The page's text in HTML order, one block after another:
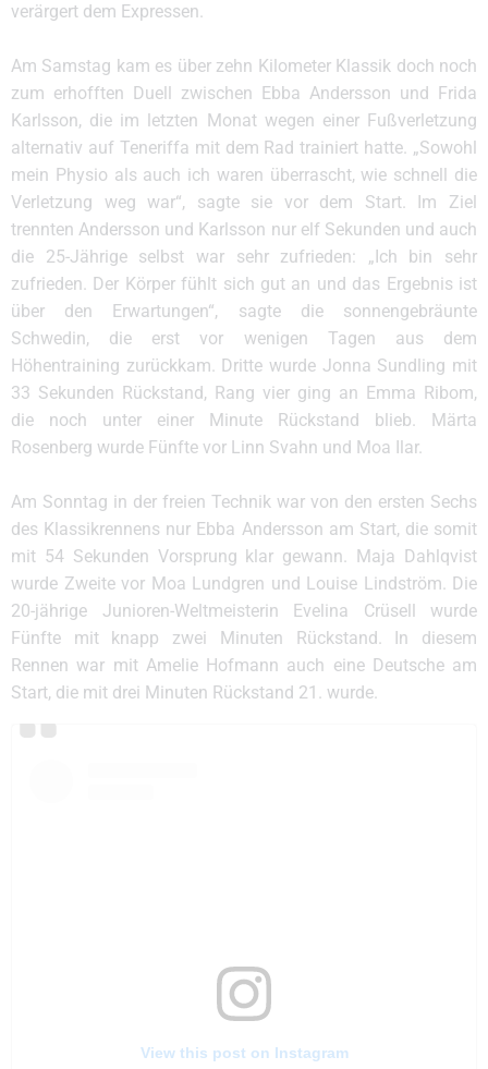
verärgert dem Expressen.
Am Samstag kam es über zehn Kilometer Klassik doch noch
zum erhofften Duell zwischen Ebba Andersson und Frida
Karlsson, die im letzten Monat wegen einer Fußverletzung
alternativ auf Teneriffa mit dem Rad trainiert hatte. „Sowohl
mein Physio als auch ich waren überrascht, wie schnell die
Verletzung weg war“, sagte sie vor dem Start. Im Ziel
trennten Andersson und Karlsson nur elf Sekunden und auch
die 25-Jährige selbst war sehr zufrieden: „Ich bin sehr
zufrieden. Der Körper fühlt sich gut an und das Ergebnis ist
über den Erwartungen“, sagte die sonnengebräunte
Schwedin, die erst vor wenigen Tagen aus dem
Höhentraining zurückkam. Dritte wurde Jonna Sundling mit
33 Sekunden Rückstand, Rang vier ging an Emma Ribom,
die noch unter einer Minute Rückstand blieb. Märta
Rosenberg wurde Fünfte vor Linn Svahn und Moa Ilar.
Am Sonntag in der freien Technik war von den ersten Sechs
des Klassikrennens nur Ebba Andersson am Start, die somit
mit 54 Sekunden Vorsprung klar gewann. Maja Dahlqvist
wurde Zweite vor Moa Lundgren und Louise Lindström. Die
20-jährige Junioren-Weltmeisterin Evelina Crüsell wurde
Fünfte mit knapp zwei Minuten Rückstand. In diesem
Rennen war mit Amelie Hofmann auch eine Deutsche am
Start, die mit drei Minuten Rückstand 21. wurde.
View this post on Instagram